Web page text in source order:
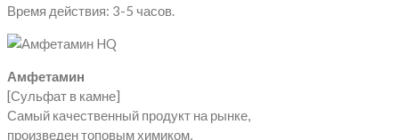
Время действия: 3-5 часов.
Амфетамин
[Сульфат в камне]
Самый качественный продукт на рынке,
произведен топовым химиком,